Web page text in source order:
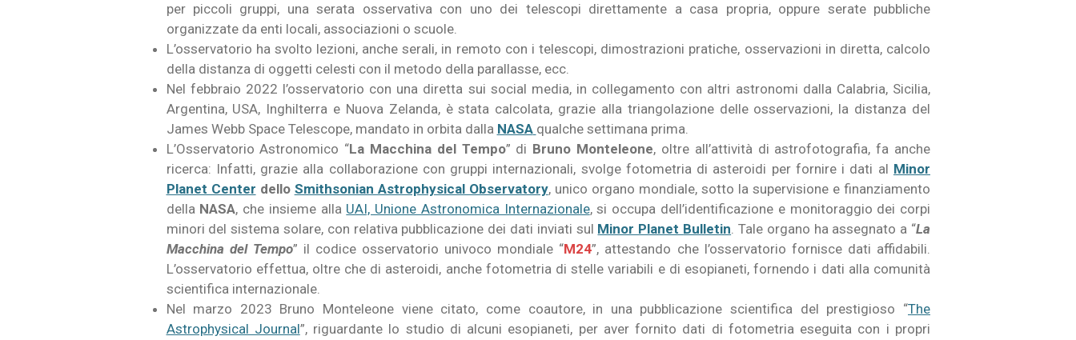
per piccoli gruppi, una serata osservativa con uno dei telescopi direttamente a casa propria, oppure serate pubbliche
organizzate da enti locali, associazioni o scuole.
L’osservatorio ha svolto lezioni, anche serali, in remoto con i telescopi, dimostrazioni pratiche, osservazioni in diretta, calcolo
della distanza di oggetti celesti con il metodo della parallasse, ecc.
Nel febbraio 2022 l’osservatorio con una diretta sui social media, in collegamento con altri astronomi dalla Calabria, Sicilia,
Argentina, USA, Inghilterra e Nuova Zelanda, è stata calcolata, grazie alla triangolazione delle osservazioni, la distanza del
James Webb Space Telescope, mandato in orbita dalla NASA qualche settimana prima.
L’Osservatorio Astronomico “La Macchina del Tempo” di Bruno Monteleone, oltre all’attività di astrofotografia, fa anche
ricerca: Infatti, grazie alla collaborazione con gruppi internazionali, svolge fotometria di asteroidi per fornire i dati al Minor
Planet Center dello Smithsonian Astrophysical Observatory, unico organo mondiale, sotto la supervisione e finanziamento
della NASA, che insieme alla UAI, Unione Astronomica Internazionale, si occupa dell’identificazione e monitoraggio dei corpi
minori del sistema solare, con relativa pubblicazione dei dati inviati sul Minor Planet Bulletin. Tale organo ha assegnato a “La
Macchina del Tempo” il codice osservatorio univoco mondiale “M24”, attestando che l’osservatorio fornisce dati affidabili.
L’osservatorio effettua, oltre che di asteroidi, anche fotometria di stelle variabili e di esopianeti, fornendo i dati alla comunità
scientifica internazionale.
Nel marzo 2023 Bruno Monteleone viene citato, come coautore, in una pubblicazione scientifica del prestigioso “The
Astrophysical Journal”, riguardante lo studio di alcuni esopianeti, per aver fornito dati di fotometria eseguita con i propri